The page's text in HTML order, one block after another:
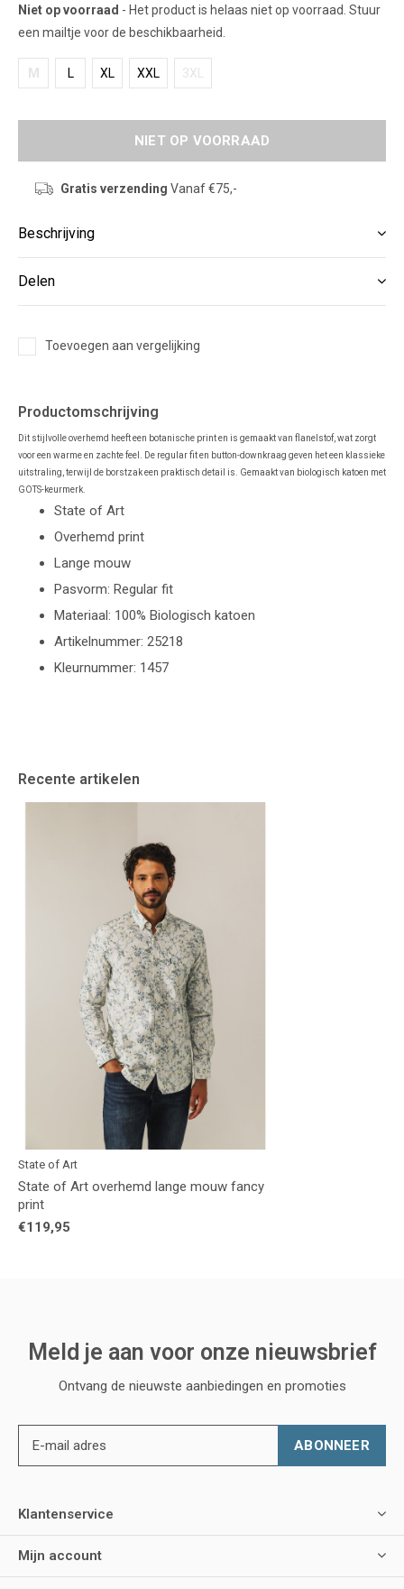
Niet op voorraad - Het product is helaas niet op voorraad. Stuur
een mailtje voor de beschikbaarheid.
M L XL XXL 3XL
NIET OP VOORRAAD
Gratis verzending Vanaf €75,-
Beschrijving
Delen
Toevoegen aan vergelijking
Productomschrijving
Dit stijlvolle overhemd heeft een botanische print en is gemaakt van flanelstof, wat zorgt
voor een warme en zachte feel. De regular fit en button-downkraag geven het een klassieke
uitstraling, terwijl de borstzak een praktisch detail is. Gemaakt van biologisch katoen met
GOTS-keurmerk.
State of Art
Overhemd print
Lange mouw
Pasvorm: Regular fit
Materiaal: 100% Biologisch katoen
Artikelnummer: 25218
Kleurnummer: 1457
Recente artikelen
State of Art
State of Art overhemd lange mouw fancy
print
€119,95
Meld je aan voor onze nieuwsbrief
Ontvang de nieuwste aanbiedingen en promoties
ABONNEER
Klantenservice
Mijn account